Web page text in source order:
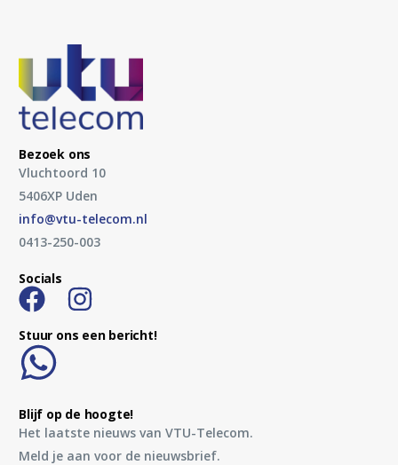
Bezoek ons
Vluchtoord 10
5406XP Uden
info@vtu-telecom.nl
0413-250-003
Socials
Stuur ons een bericht!
Blijf op de hoogte!
Het laatste nieuws van VTU-Telecom.
Meld je aan voor de nieuwsbrief.